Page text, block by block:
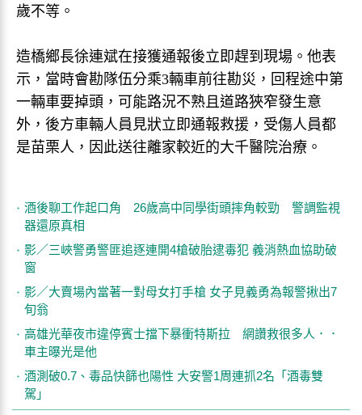
歲不等。
造橋鄉長徐連斌在接獲通報後立即趕到現場。他表
示，當時會勘隊伍分乘3輛車前往勘災，回程途中第
一輛車要掉頭，可能路況不熟且道路狹窄發生意
外，後方車輛人員見狀立即通報救援，受傷人員都
是苗栗人，因此送往離家較近的大千醫院治療。
酒後聊工作起口角 26歲高中同學街頭摔角較勁 警調監視
器還原真相
影／三峽警勇警匪追逐連開4槍破胎逮毒犯 義消熱血協助破
窗
影／大賣場內當著一對母女打手槍 女子見義勇為報警揪出7
旬翁
高雄光華夜市違停賓士擋下暴衝特斯拉 網讚救很多人．．
車主曝光是他
酒測破0.7、毒品快篩也陽性 大安警1周連抓2名「酒毒雙
駕」